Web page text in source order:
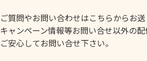
ご質問やお問い合わせはこちらからお送
キャンペーン情報等お問い合せ以外の配
ご安心してお問い合せ下さい。